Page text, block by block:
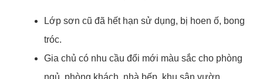
Lớp sơn cũ đã hết hạn sử dụng, bị hoen ố, bong
tróc.
Gia chủ có nhu cầu đổi mới màu sắc cho phòng